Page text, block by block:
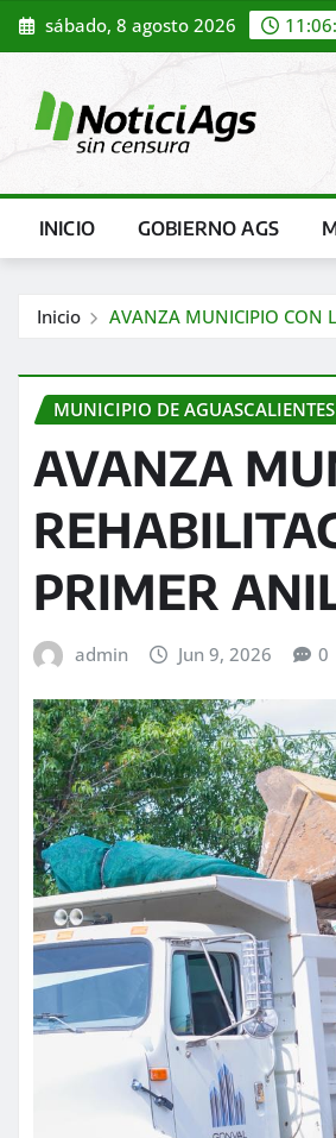
Saltar
al
sábado, 8 agosto 2026
INICIO GOBIERNO AGS
Inicio AVANZA MUNICIPIO CON
MUNICIPIO DE AGUASCALIENTES
AVANZA
PRIMER
admin Jun 9, 2026 0